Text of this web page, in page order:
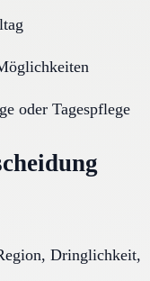
oder Tagespflege
Dringlichkeit,